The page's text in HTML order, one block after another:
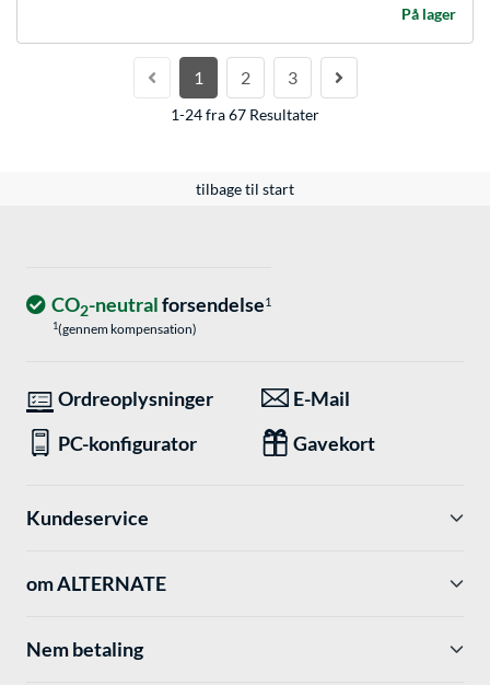
På lager
1 2 3
1-24 fra 67 Resultater
tilbage til start
CO2-neutralforsendelse1
1(gennem kompensation)
Ordreoplysninger
E-Mail
PC-konfigurator
Gavekort
Kundeservice
om ALTERNATE
Nem betaling